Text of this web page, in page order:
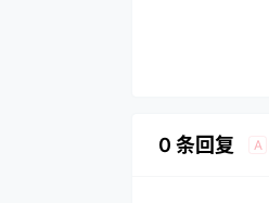
0 条回复 A